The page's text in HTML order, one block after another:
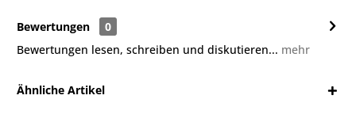
Bewertungen
0
Bewertungen lesen, schreiben und diskutieren... mehr
Ähnliche Artikel